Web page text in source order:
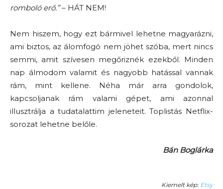
romboló erő.”– HÁT NEM!
Nem hiszem, hogy ezt bármivel lehetne magyarázni,
ami biztos, az álomfogó nem jöhet szóba, mert nincs
semmi, amit szívesen megőriznék ezekből. Minden
nap álmodom valamit és nagyobb hatással vannak
rám, mint kellene. Néha már arra gondolok,
kapcsoljanak rám valami gépet, ami azonnal
illusztrálja a tudatalattim jeleneteit. Toplistás Netflix-
sorozat lehetne belőle.
Bán Boglárka
Kiemelt kép: Etsy